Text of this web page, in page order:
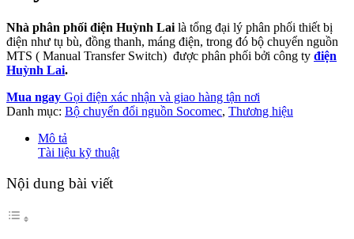
Nhà phân phối điện Huỳnh Lai là tổng đại lý phân phối thiết bị
điện như tụ bù, đồng thanh, máng điện, trong đó bộ chuyển nguồn
MTS ( Manual Transfer Switch) được phân phối bởi công ty điện
Huỳnh Lai.
Mua ngay Gọi điện xác nhận và giao hàng tận nơi
Danh mục: Bộ chuyển đổi nguồn Socomec, Thương hiệu
Mô tả
Tài liệu kỹ thuật
Nội dung bài viết